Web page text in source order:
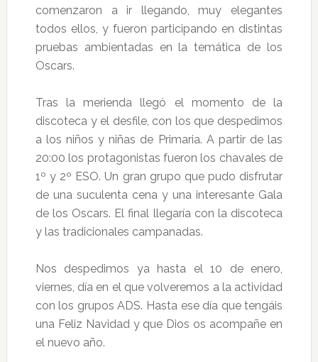
comenzaron a ir llegando, muy elegantes
todos ellos, y fueron participando en distintas
pruebas ambientadas en la temática de los
Oscars.
Tras la merienda llegó el momento de la
discoteca y el desfile, con los que despedimos
a los niños y niñas de Primaria. A partir de las
20:00 los protagonistas fueron los chavales de
1º y 2º ESO. Un gran grupo que pudo disfrutar
de una suculenta cena y una interesante Gala
de los Oscars. El final llegaría con la discoteca
y las tradicionales campanadas.
Nos despedimos ya hasta el 10 de enero,
viernes, día en el que volveremos a la actividad
con los grupos ADS. Hasta ese día que tengáis
una Feliz Navidad y que Dios os acompañe en
el nuevo año.